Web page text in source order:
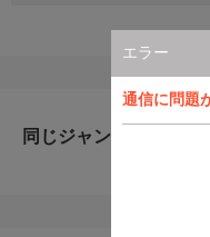
エラー
通信に問題
同じジャンルのおすす